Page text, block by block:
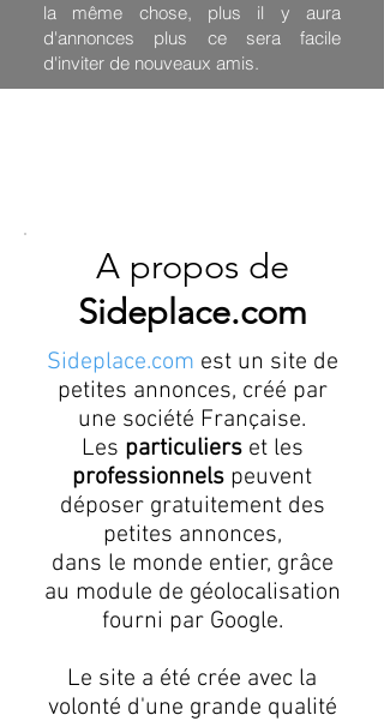
la même chose, plus il y aura
d'annonces plus ce sera facile
d'inviter de nouveaux amis.
A propos de
Sideplace.com
Sideplace.com est un site de
petites annonces, créé par
une société Française.
Les particulierset les
professionnels peuvent
déposer gratuitement des
petites annonces,
dans le monde entier, grâce
au module de géolocalisation
fourni par Google.
Le site a été crée avec la
volonté d'une grande qualité